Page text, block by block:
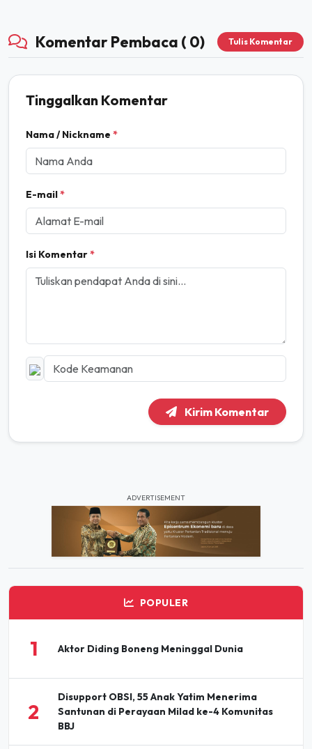
Komentar Pembaca ( 0) Tulis Komentar
Tinggalkan Komentar
Nama / Nickname *
E-mail*
Isi Komentar*
Kirim Komentar
ADVERTISEMENT
POPULER
1 Aktor Diding Boneng Meninggal Dunia
2
Disupport OBSI, 55 Anak Yatim Menerima
Santunan di Perayaan Milad ke-4 Komunitas
BBJ